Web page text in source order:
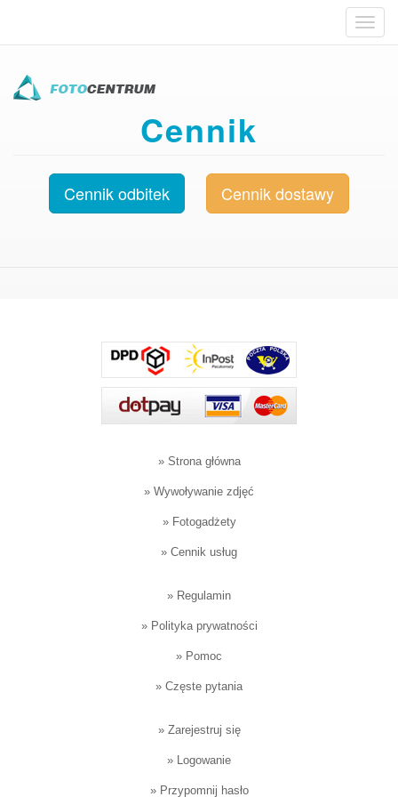
treści
Cennik
Cennik odbitek Cennik dostawy
» Strona główna
» Wywoływanie zdjęć
» Fotogadżety
» Cennik usług
» Regulamin
» Polityka prywatności
» Pomoc
» Częste pytania
» Zarejestruj się
» Logowanie
» Przypomnij hasło